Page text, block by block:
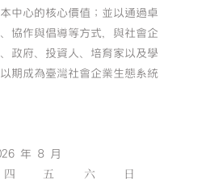
中心的核心價值；並以通過卓
協作與倡導等方式，與社會企
政府、投資人、培育家以及學
期成為臺灣社會企業生態系統
年 8 月
四 五 六 日